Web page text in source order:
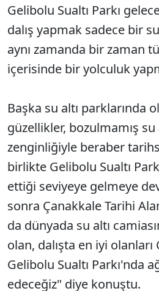
Gelibolu Sualtı Parkı
dalış yapmak sadece bir
aynı zamanda bir zaman
içerisinde bir yolculuk
Başka su altı parklarında
güzellikler, bozulmamış su
zenginliğiyle beraber
birlikte Gelibolu Sualtı
ettiği seviyeye gelmeye
sonra Çanakkale Tarihi
da dünyada su altı
olan, dalışta en iyi
Gelibolu Sualtı Parkı'nda
edeceğiz" diye konuştu.